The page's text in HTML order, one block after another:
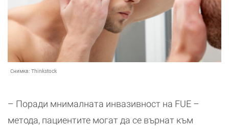
Снимка: Thinkstock
– Поради мнималната инвазивност на FUE –
метода, пациентите могат да се върнат към